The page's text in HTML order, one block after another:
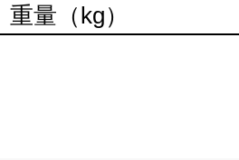
重量（kg）